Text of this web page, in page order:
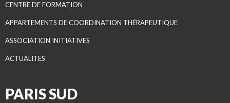
CENTRE DE FORMATION
APPARTEMENTS DE COORDINATION THÉRAPEUTIQUE
ASSOCIATION INITIATIVES
ACTUALITES
PARIS SUD